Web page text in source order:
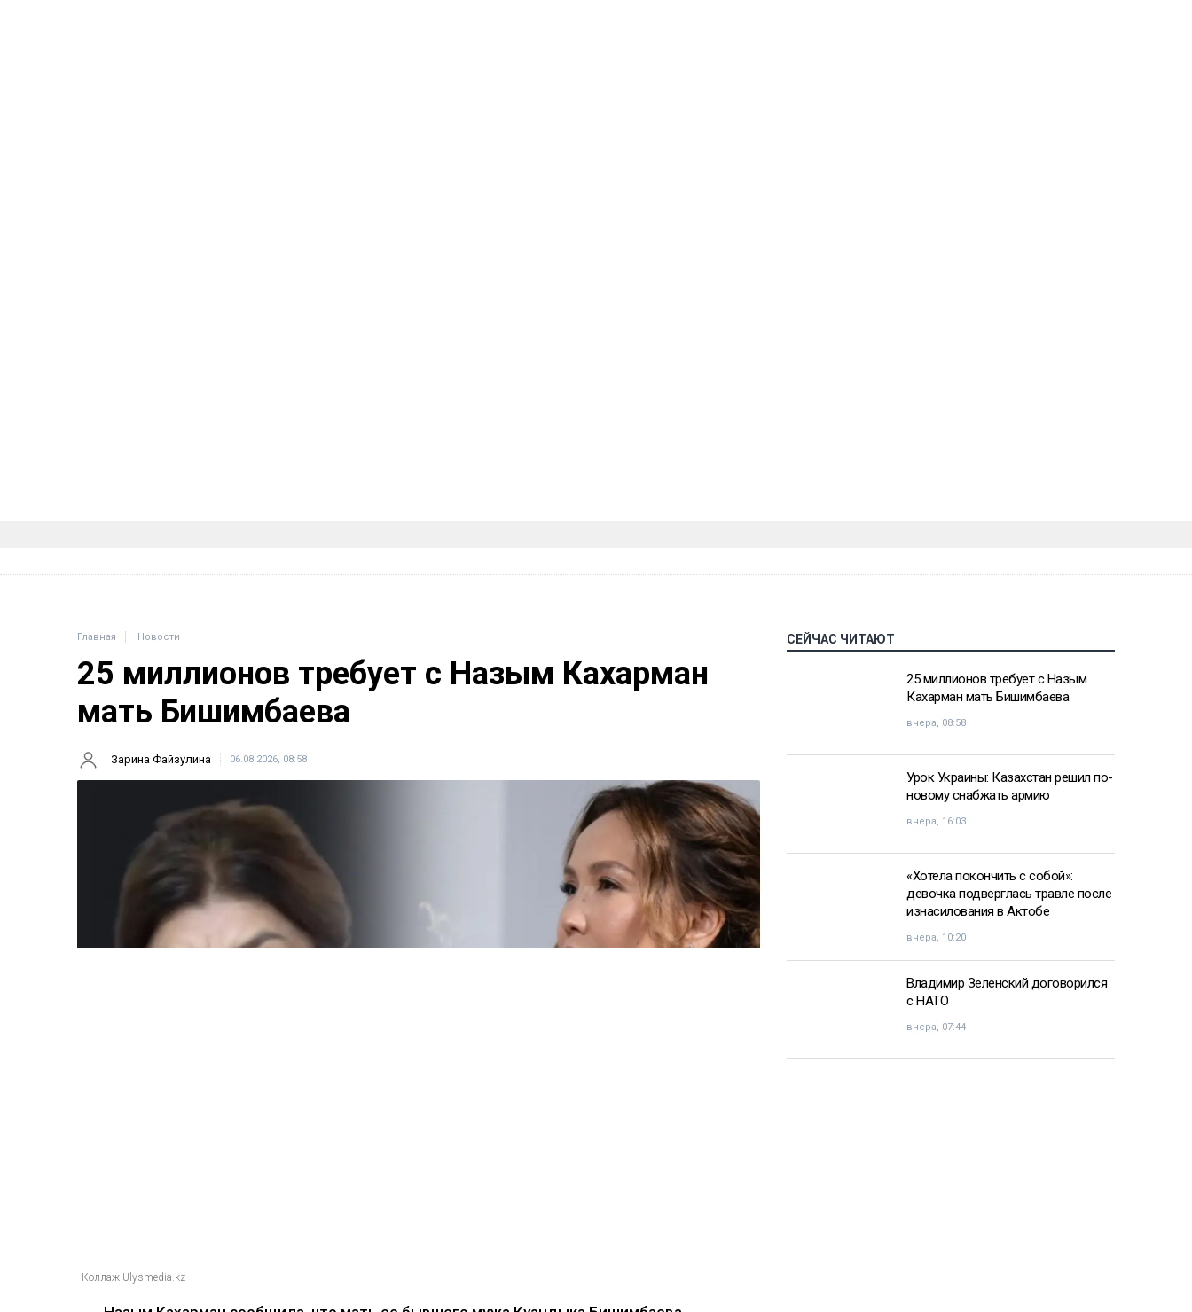
Главная Новости
25 миллионов требует с Назым Кахарман
мать Бишимбаева
Зарина Файзулина 06.08.2026, 08:58
Коллаж Ulysmedia.kz
СЕЙЧАС ЧИТАЮТ
25 миллионов требует с Назым
Кахарман мать Бишимбаева
вчера, 08:58
Урок Украины: Казахстан решил по-
новому снабжать армию
вчера, 16:03
«Хотела покончить с собой»:
девочка подверглась травле после
изнасилования в Актобе
вчера, 10:20
Владимир Зеленский договорился
с НАТО
вчера, 07:44